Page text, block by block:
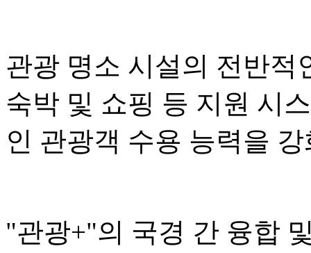
관광 명소 시설의 전반적
숙박 및 쇼핑 등 지원 시
인 관광객 수용 능력을
"관광+"의 국경 간 융합